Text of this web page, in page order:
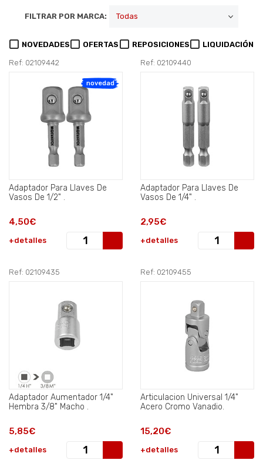
FILTRAR POR MARCA:
NOVEDADES OFERTAS REPOSICIONES LIQUIDACIÓN
Ref: 02109442
novedad
Adaptador Para Llaves De
Vasos De 1/2" .
4,50€
+detalles
Ref: 02109440
Adaptador Para Llaves De
Vasos De 1/4" .
2,95€
+detalles
Ref: 02109435
Adaptador Aumentador 1/4"
Hembra 3/8" Macho .
5,85€
+detalles
Ref: 02109455
Articulacion Universal 1/4"
Acero Cromo Vanadio.
15,20€
+detalles